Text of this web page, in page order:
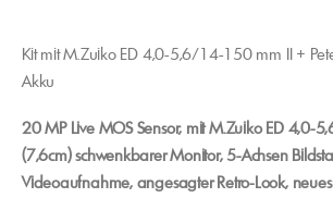
Kit mit M.Zuiko ED 4,0-5,6/14-150 mm II +
Akku
20 MP Live MOS Sensor, mit M.Zuiko ED 4,0-
(7,6cm) schwenkbarer Monitor, 5-Achsen
Videoaufnahme, angesagter Retro-Look,